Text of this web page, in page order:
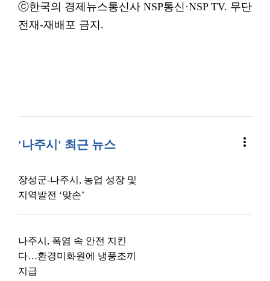
ⓒ한국의 경제뉴스통신사 NSP통신·NSP TV. 무단
전재-재배포 금지.
'나주시' 최근 뉴스 more_vert
장성군-나주시, 농업 성장 및
지역발전 ‘맞손’
나주시, 폭염 속 안전 지킨
다…환경미화원에 냉풍조끼
지급